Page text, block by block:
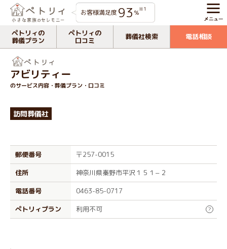
お客様満足度 93 %※1
ペトリィの
葬儀プラン
ペトリィの
口コミ
葬儀社検索 電話相談
アビリティー
のサービス内容・葬儀プラン・口コミ
訪問葬儀社
郵便番号
〒257-0015
住所
神奈川県秦野市平沢１５１−２
電話番号
0463-85-0717
ぺトリィプラン
利用不可 ?